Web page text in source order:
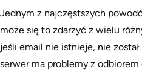
Jednym z najczęstszych
może się to zdarzyć z wielu
jeśli email nie istnieje, nie
serwer ma problemy z